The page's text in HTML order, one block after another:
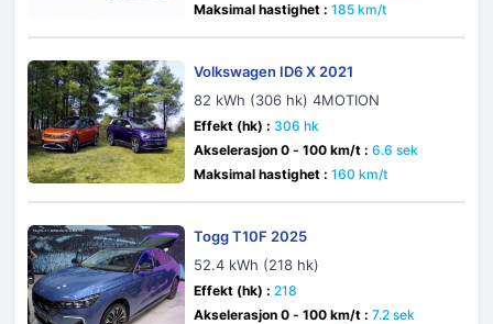
Maksimal hastighet : 185 km/t
Volkswagen ID6 X 2021
82 kWh (306 hk) 4MOTION
Effekt (hk) : 306 hk
Akselerasjon 0 - 100 km/t : 6.6 sek
Maksimal hastighet : 160 km/t
Togg T10F 2025
52.4 kWh (218 hk)
Effekt (hk) : 218
Akselerasjon 0 - 100 km/t : 7.2 sek